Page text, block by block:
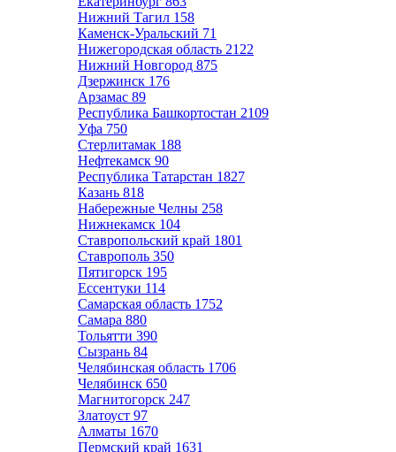
Нижний Тагил 158
Каменск-Уральский 71
Нижегородская область 2122
Нижний Новгород 875
Дзержинск 176
Арзамас 89
Республика Башкортостан 2109
Уфа 750
Стерлитамак 188
Нефтекамск 90
Республика Татарстан 1827
Казань 818
Набережные Челны 258
Нижнекамск 104
Ставропольский край 1801
Ставрополь 350
Пятигорск 195
Ессентуки 114
Самарская область 1752
Самара 880
Тольятти 390
Сызрань 84
Челябинская область 1706
Челябинск 650
Магнитогорск 247
Златоуст 97
Алматы 1670
Пермский край 1631